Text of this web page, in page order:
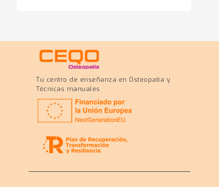
Tu centro de enseñanza en Osteopatía y
Técnicas manuales